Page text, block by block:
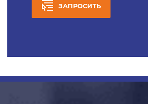
ЗАПРОСИТЬ